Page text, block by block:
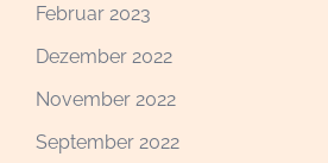
Februar 2023
Dezember 2022
November 2022
September 2022